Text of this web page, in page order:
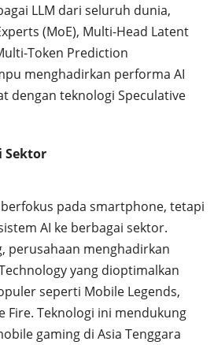
LLM dari seluruh dunia,
(MoE), Multi-Head Latent
Token Prediction
menghadirkan performa AI
dengan teknologi Speculative
Sektor
pada smartphone, tetapi
AI ke berbagai sektor.
perusahaan menghadirkan
yang dioptimalkan
seperti Mobile Legends,
Fire. Teknologi ini mendukung
gaming di Asia Tenggara